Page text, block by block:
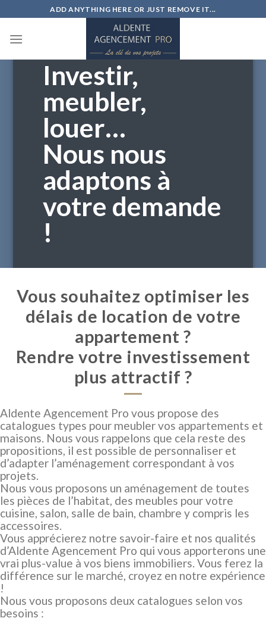
to
content
ADD ANYTHING HERE OR JUST REMOVE IT...
Investir,
meubler,
louer…
Nous nous
adaptons à
votre demande
!
Vous souhaitez optimiser les
délais de location de votre
appartement ?
Rendre votre investissement
plus attractif ?
Aldente Agencement Pro vous propose des
catalogues types pour meubler vos appartements et
maisons. Nous vous rappelons que cela reste des
propositions, il est possible de personnaliser et
d’adapter l’aménagement correspondant à vos
projets.
Nous vous proposons un aménagement de toutes
les pièces de l’habitat, des meubles pour votre
cuisine, salon, salle de bain, chambre y compris les
accessoires.
Vous apprécierez notre savoir-faire et nos qualités
d’Aldente Agencement Pro qui vous apporterons une
vrai plus-value à vos biens immobiliers. Vous ferez la
différence sur le marché, croyez en notre expérience
!
Nous vous proposons deux catalogues selon vos
besoins :